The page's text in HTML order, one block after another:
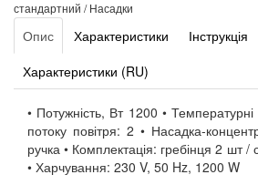
стандартний / Насадки
Опис Характеристики Інструкція
Характеристики (RU)
• Потужність, Вт 1200 •
потоку повітря: 2 • Насадка-
ручка • Комплектація: гребінця 2 шт /
• Харчування: 230 V, 50 Hz, 1200 W